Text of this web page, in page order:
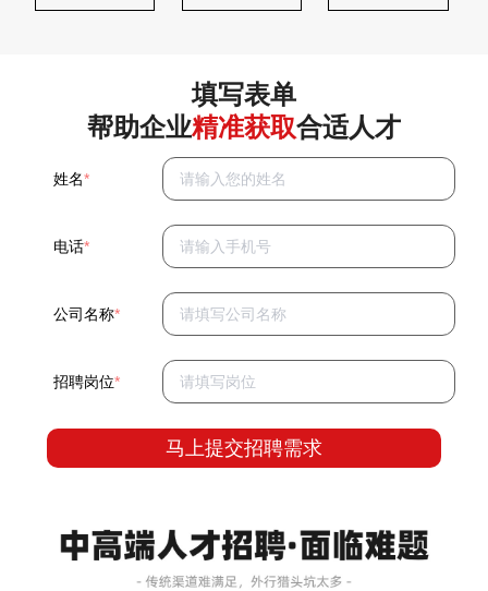
填写表单
帮助企业精准获取合适人才
姓名*
电话*
公司名称*
招聘岗位*
马上提交招聘需求